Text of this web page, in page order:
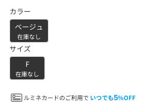
カラー
ベージュ
在庫なし
サイズ
F
在庫なし
ルミネカードのご利用で いつでも5%OFF